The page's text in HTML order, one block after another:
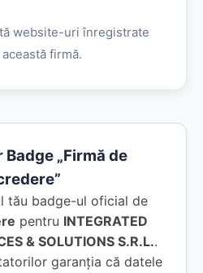
website-uri înregistrate
firmă.
„Firmă de
tău badge-ul oficial de
pentru INTEGRATED
& SOLUTIONS S.R.L..
garanția că datele